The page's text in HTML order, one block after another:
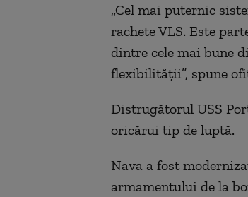
„Cel mai puternic
rachete VLS. Este
dintre cele mai bune
flexibilităţii”, spune
Distrugătorul USS
oricărui tip de luptă.
Nava a fost
armamentului de la